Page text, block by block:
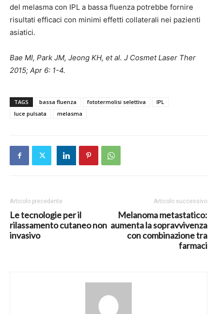
del melasma con IPL a bassa fluenza potrebbe fornire
risultati efficaci con minimi effetti collaterali nei pazienti
asiatici.
Bae MI, Park JM, Jeong KH, et al. J Cosmet Laser Ther
2015; Apr 6: 1-4.
TAGS bassa fluenza fototermolisi selettiva
IPL
luce pulsata
melasma
Articolo precedente
Le tecnologie per il
rilassamento cutaneo non
invasivo
Articolo successivo
Melanoma metastatico:
aumenta la sopravvivenza
con combinazione tra
farmaci